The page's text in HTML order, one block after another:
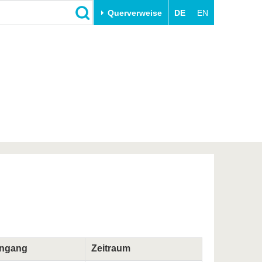
Querverweise DE EN
Innovative Transferprojekte
BTU & Region erleben
Zeitraum